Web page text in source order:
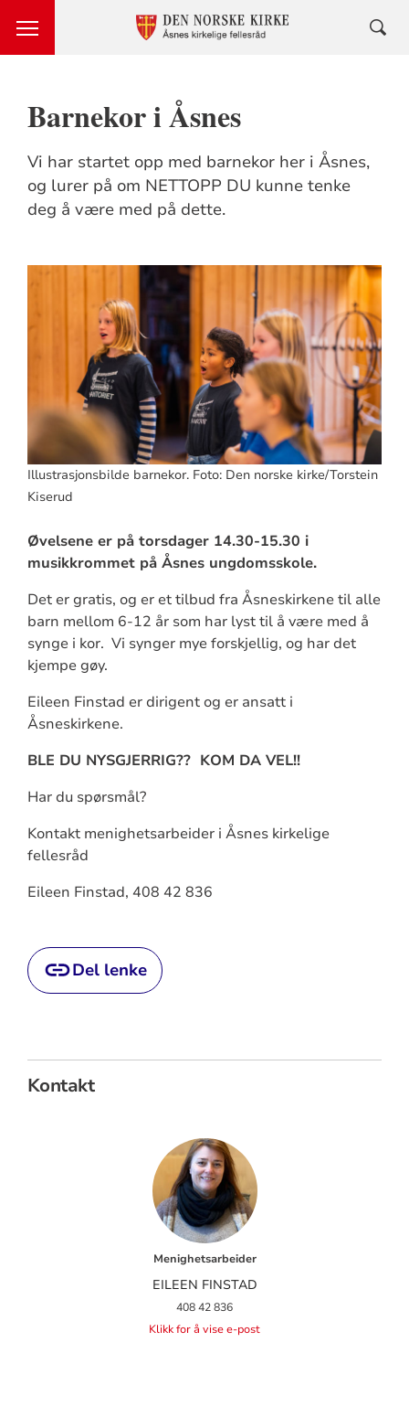
Barnekor i Åsnes
Vi har startet opp med barnekor her i Åsnes,
og lurer på om NETTOPP DU kunne tenke
deg å være med på dette.
Illustrasjonsbilde barnekor. Foto: Den norske kirke/Torstein
Kiserud
Øvelsene er på torsdager 14.30-15.30 i
musikkrommet på Åsnes ungdomsskole.
Det er gratis, og er et tilbud fra Åsneskirkene til alle
barn mellom 6-12 år som har lyst til å være med å
synge i kor. Vi synger mye forskjellig, og har det
kjempe gøy.
Eileen Finstad er dirigent og er ansatt i
Åsneskirkene.
BLE DU NYSGJERRIG?? KOM DA VEL!!
Har du spørsmål?
Kontakt menighetsarbeider i Åsnes kirkelige
fellesråd
Eileen Finstad, 408 42 836
Del lenke
Kontakt
Menighetsarbeider
EILEEN FINSTAD
408 42 836
Klikk for å vise e-post